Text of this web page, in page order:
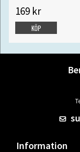
169 kr
KÖP
Information